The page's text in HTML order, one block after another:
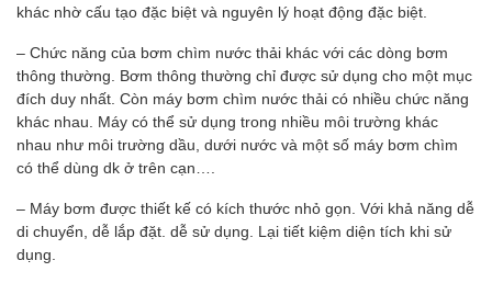
khác nhờ cấu tạo đặc biệt và nguyên lý hoạt động đặc biệt.
– Chức năng của bơm chìm nước thải khác với các dòng bơm
thông thường. Bơm thông thường chỉ được sử dụng cho một mục
đích duy nhất. Còn máy bơm chìm nước thải có nhiều chức năng
khác nhau. Máy có thể sử dụng trong nhiều môi trường khác
nhau như môi trường dầu, dưới nước và một số máy bơm chìm
có thể dùng dk ở trên cạn….
– Máy bơm được thiết kế có kích thước nhỏ gọn. Với khả năng dễ
di chuyển, dễ lắp đặt. dễ sử dụng. Lại tiết kiệm diện tích khi sử
dụng.